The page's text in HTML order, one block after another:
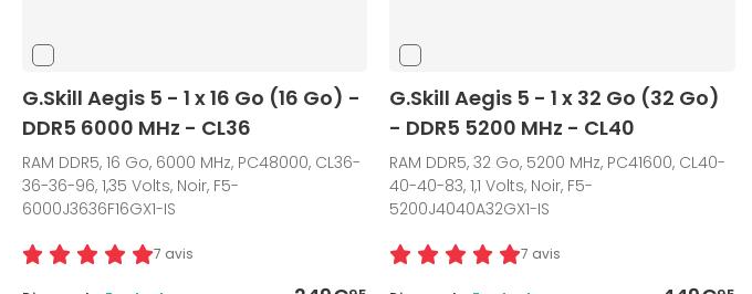
G.Skill Aegis 5 - 1 x 16 Go (16 Go) -
DDR5 6000 MHz - CL36
RAM DDR5, 16 Go, 6000 MHz, PC48000, CL36-
36-36-96, 1,35 Volts, Noir, F5-
6000J3636F16GX1-IS
7 avis
G.Skill Aegis 5 - 1 x 32 Go (32 Go)
- DDR5 5200 MHz - CL40
RAM DDR5, 32 Go, 5200 MHz, PC41600, CL40-
40-40-83, 1,1 Volts, Noir, F5-
5200J4040A32GX1-IS
7 avis